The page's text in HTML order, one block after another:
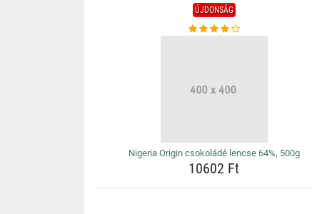
ÚJDONSÁG
Nigeria Origin csokoládé lencse 64%, 500g
10602 Ft